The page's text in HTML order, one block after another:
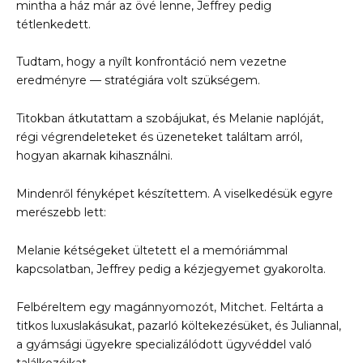
mintha a ház már az övé lenne, Jeffrey pedig
tétlenkedett.
Tudtam, hogy a nyílt konfrontáció nem vezetne
eredményre — stratégiára volt szükségem.
Titokban átkutattam a szobájukat, és Melanie naplóját,
régi végrendeleteket és üzeneteket találtam arról,
hogyan akarnak kihasználni.
Mindenről fényképet készítettem. A viselkedésük egyre
merészebb lett:
Melanie kétségeket ültetett el a memóriámmal
kapcsolatban, Jeffrey pedig a kézjegyemet gyakorolta.
Felbéreltem egy magánnyomozót, Mitchet. Feltárta a
titkos luxuslakásukat, pazarló költekezésüket, és Juliannal,
a gyámsági ügyekre specializálódott ügyvéddel való